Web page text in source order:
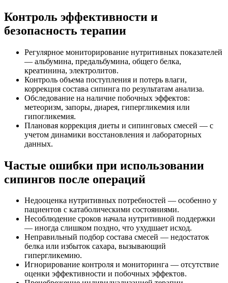
Контроль эффективности и
безопасность терапии
Регулярное мониторирование нутритивных показателей
— альбумина, предальбумина, общего белка,
креатинина, электролитов.
Контроль объема поступления и потерь влаги,
коррекция состава сипинга по результатам анализа.
Обследование на наличие побочных эффектов:
метеоризм, запоры, диарея, гипергликемия или
гипогликемия.
Плановая коррекция диеты и сипинговых смесей — с
учетом динамики восстановления и лабораторных
данных.
Частые ошибки при использовании
сипингов после операций
Недооценка нутритивных потребностей — особенно у
пациентов с катаболическими состояниями.
Несоблюдение сроков начала нутритивной поддержки
— иногда слишком поздно, что ухудшает исход.
Неправильный подбор состава смесей — недостаток
белка или избыток сахара, вызывающий
гипергликемию.
Игнорирование контроля и мониторинга — отсутствие
оценки эффективности и побочных эффектов.